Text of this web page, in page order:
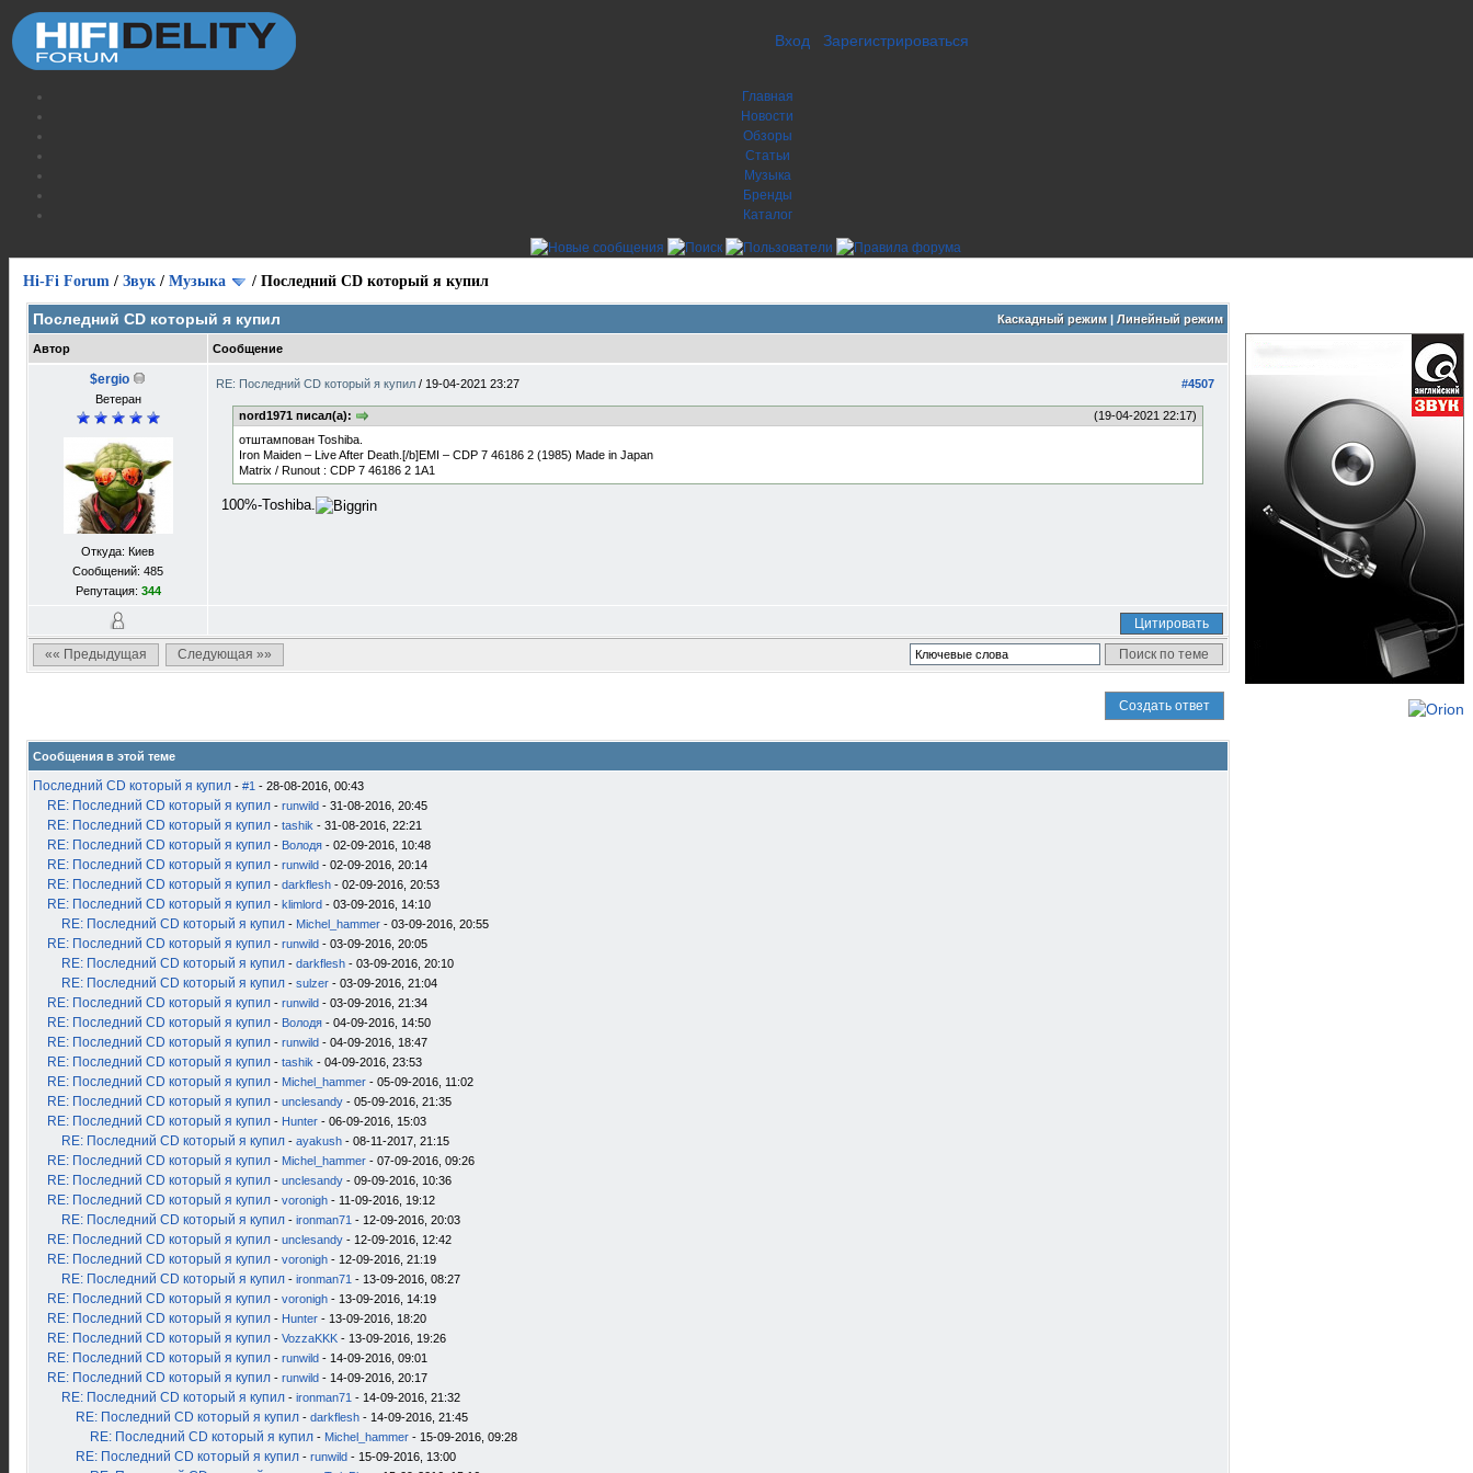
Вход Зарегистрироваться
Главная
Новости
Обзоры
Статьи
Музыка
Бренды
Каталог
Hi-Fi Forum / Звук / Музыка / Последний CD который я купил
Каскадный режим| Линейный режим
Последний CD который я купил
Автор Сообщение
$ergio
Ветеран
Откуда: Киев
Сообщений: 485
Репутация: 344
#4507
RE: Последний CD который я купил / 19-04-2021 23:27
(19-04-2021 22:17)
nord1971 писал(а):
отштампован Toshiba.
Iron Maiden – Live After Death.[/b]EMI – CDP 7 46186 2 (1985) Made in Japan
Matrix / Runout : CDP 7 46186 2 1A1
100%-Toshiba.
Цитировать
«« Предыдущая
Следующая »»
Создать ответ
Сообщения в этой теме
Последний CD который я купил - #1 - 28-08-2016, 00:43
RE: Последний CD который я купил - runwild - 31-08-2016, 20:45
RE: Последний CD который я купил - tashik - 31-08-2016, 22:21
RE: Последний CD который я купил - Володя - 02-09-2016, 10:48
RE: Последний CD который я купил - runwild - 02-09-2016, 20:14
RE: Последний CD который я купил - darkflesh - 02-09-2016, 20:53
RE: Последний CD который я купил - klimlord - 03-09-2016, 14:10
RE: Последний CD который я купил - Michel_hammer - 03-09-2016, 20:55
RE: Последний CD который я купил - runwild - 03-09-2016, 20:05
RE: Последний CD который я купил - darkflesh - 03-09-2016, 20:10
RE: Последний CD который я купил - sulzer - 03-09-2016, 21:04
RE: Последний CD который я купил - runwild - 03-09-2016, 21:34
RE: Последний CD который я купил - Володя - 04-09-2016, 14:50
RE: Последний CD который я купил - runwild - 04-09-2016, 18:47
RE: Последний CD который я купил - tashik - 04-09-2016, 23:53
RE: Последний CD который я купил - Michel_hammer - 05-09-2016, 11:02
RE: Последний CD который я купил - unclesandy - 05-09-2016, 21:35
RE: Последний CD который я купил - Hunter - 06-09-2016, 15:03
RE: Последний CD который я купил - ayakush - 08-11-2017, 21:15
RE: Последний CD который я купил - Michel_hammer - 07-09-2016, 09:26
RE: Последний CD который я купил - unclesandy - 09-09-2016, 10:36
RE: Последний CD который я купил - voronigh - 11-09-2016, 19:12
RE: Последний CD который я купил - ironman71 - 12-09-2016, 20:03
RE: Последний CD который я купил - unclesandy - 12-09-2016, 12:42
RE: Последний CD который я купил - voronigh - 12-09-2016, 21:19
RE: Последний CD который я купил - ironman71 - 13-09-2016, 08:27
RE: Последний CD который я купил - voronigh - 13-09-2016, 14:19
RE: Последний CD который я купил - Hunter - 13-09-2016, 18:20
RE: Последний CD который я купил - VozzaKKK - 13-09-2016, 19:26
RE: Последний CD который я купил - runwild - 14-09-2016, 09:01
RE: Последний CD который я купил - runwild - 14-09-2016, 20:17
RE: Последний CD который я купил - ironman71 - 14-09-2016, 21:32
RE: Последний CD который я купил - darkflesh - 14-09-2016, 21:45
RE: Последний CD который я купил - Michel_hammer - 15-09-2016, 09:28
RE: Последний CD который я купил - runwild - 15-09-2016, 13:00